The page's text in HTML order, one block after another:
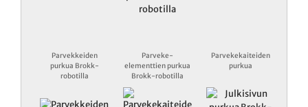
Parvekkeiden
purkua Brokk-
robotilla
Parveke-
elementtien purkua
Brokk-robotilla
Parvekekaiteiden
purkua